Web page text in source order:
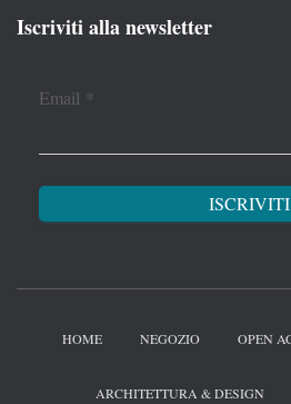
Iscriviti alla newsletter
Email *
HOME NEGOZIO OPEN
ARCHITETTURA & DESIGN